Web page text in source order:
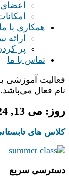
همکاری با ما
پر
تماس با ما
فعالیت
نام فعال
روز: می 13, 2024
کلاس های تابستانی
دسترسی سریع